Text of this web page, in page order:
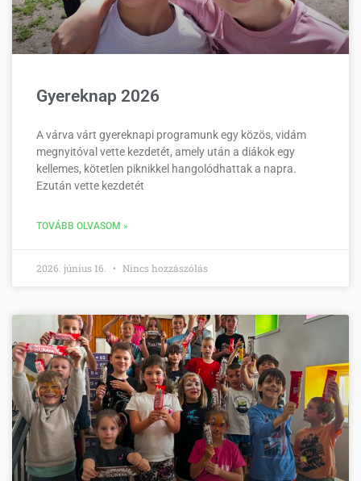
Gyereknap 2026
A várva várt gyereknapi programunk egy közös, vidám
megnyitóval vette kezdetét, amely után a diákok egy
kellemes, kötetlen piknikkel hangolódhattak a napra.
Ezután vette kezdetét
TOVÁBB OLVASOM »
2026. június 16. Nincs hozzászólás